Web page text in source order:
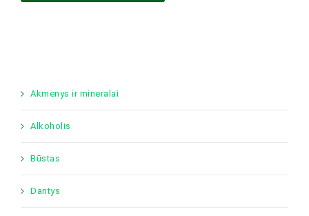
Akmenys ir mineralai
Alkoholis
Būstas
Dantys